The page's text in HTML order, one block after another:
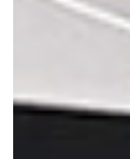
Ce lundi 15 juin,
assister au match ! Nous
nos meilleurs repas avec
.....pour que vous
"La Plaza".... Alors
Victoire à notre équipe ! Et
aussi une agréable